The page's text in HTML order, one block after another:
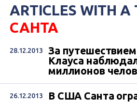
ARTICLES WITH A
САНТА
28.12.2013
За
Клауса
миллионов
26.12.2013 В США Санта